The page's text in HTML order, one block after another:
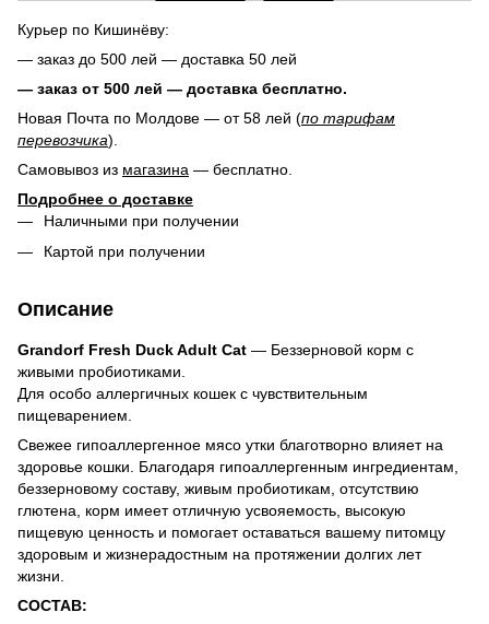
Курьер по Кишинёву:
— заказ до 500 лей — доставка 50 лей
— заказ от 500 лей — доставка бесплатно.
Новая Почта по Молдове — от 58 лей (по тарифам
перевозчика).
Самовывоз из магазина — бесплатно.
Подробнее о доставке
Наличными при получении
Картой при получении
Описание
Grandorf Fresh Duck Adult Cat — Беззерновой корм с
живыми пробиотиками.
Для особо аллергичных кошек с чувствительным
пищеварением.
Свежее гипоаллергенное мясо утки благотворно влияет на
здоровье кошки. Благодаря гипоаллергенным ингредиентам,
беззерновому составу, живым пробиотикам, отсутствию
глютена, корм имеет отличную усвояемость, высокую
пищевую ценность и помогает оставаться вашему питомцу
здоровым и жизнерадостным на протяжении долгих лет
жизни.
СОСТАВ: